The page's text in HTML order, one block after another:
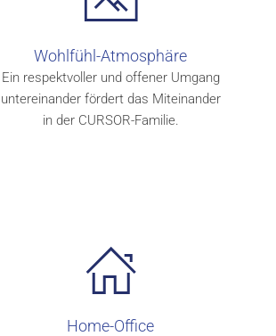
Wohlfühl-Atmosphäre
Ein respektvoller und offener Umgang
untereinander fördert das Miteinander
in der CURSOR-Familie.
Home-Office